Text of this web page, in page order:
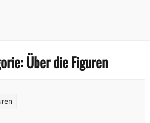
Über die Figuren